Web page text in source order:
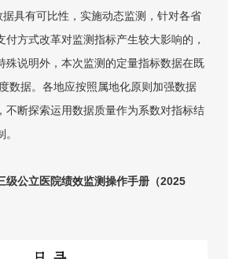
具有可比性，实施动态监测，针对各省
付方式改革对监测指标产生较大影响的，
殊说明外，本次监测的定量指标数据在既
数据。各地应按照属地化原则加强数据
不断探索运用数据质量作为系数对指标结
级公立医院绩效监测操作手册（2025